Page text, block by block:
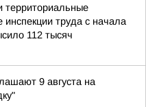
территориальные
инспекции труда с начала
112 тысяч
9 августа на